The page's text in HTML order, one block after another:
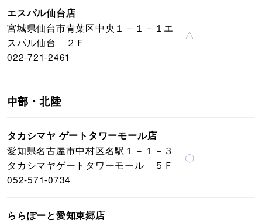
エスパル仙台店
宮城県仙台市青葉区中央１－１－１エ
スパル仙台 ２Ｆ
022-721-2461
△
中部・北陸
タカシマヤ ゲートタワーモール店
愛知県名古屋市中村区名駅１－１－３
タカシマヤゲートタワーモール ５Ｆ
052-571-0734
〇
ららぽーと愛知東郷店